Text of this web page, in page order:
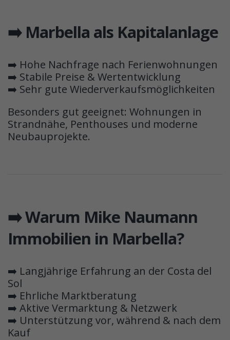
➡️ Marbella als Kapitalanlage
➡️ Hohe Nachfrage nach Ferienwohnungen
➡️ Stabile Preise & Wertentwicklung
➡️ Sehr gute Wiederverkaufsmöglichkeiten
Besonders gut geeignet: Wohnungen in
Strandnähe, Penthouses und moderne
Neubauprojekte.
➡️ Warum Mike Naumann
Immobilien in Marbella?
➡️ Langjährige Erfahrung an der Costa del
Sol
➡️ Ehrliche Marktberatung
➡️ Aktive Vermarktung & Netzwerk
➡️ Unterstützung vor, während & nach dem
Kauf